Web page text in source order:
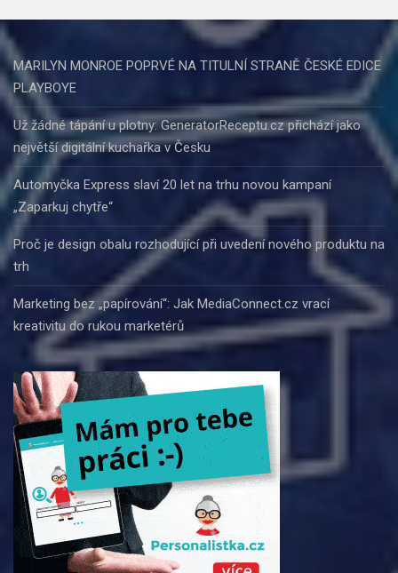
MARILYN MONROE POPRVÉ NA TITULNÍ STRANĚ ČESKÉ EDICE
PLAYBOYE
Už žádné tápání u plotny: GeneratorReceptu.cz přichází jako
největší digitální kuchařka v Česku
Automyčka Express slaví 20 let na trhu novou kampaní
„Zaparkuj chytře“
Proč je design obalu rozhodující při uvedení nového produktu na
trh
Marketing bez „papírování“: Jak MediaConnect.cz vrací
kreativitu do rukou marketérů